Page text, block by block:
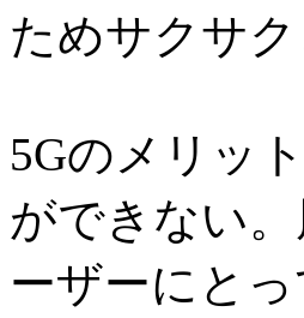
ためサクサク
5Gのメリッ
ができない
ーザーにと